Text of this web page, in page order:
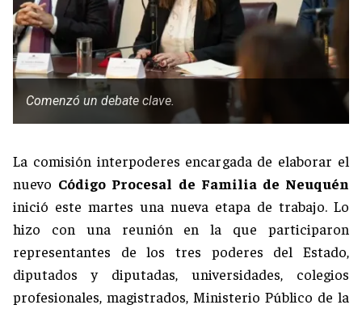
Comenzó un debate clave.
La comisión interpoderes encargada de elaborar el
nuevo Código Procesal de Familia de Neuquén
inició este martes una nueva etapa de trabajo. Lo
hizo con una reunión en la que participaron
representantes de los tres poderes del Estado,
diputados y diputadas, universidades, colegios
profesionales, magistrados, Ministerio Público de la